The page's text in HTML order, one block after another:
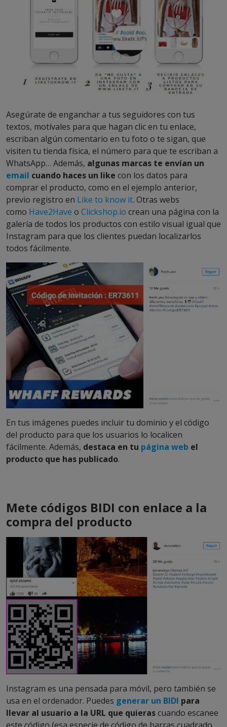
Asegúrate de enganchar a tus seguidores con tus
textos, motívales para que hagan clic en tu enlace,
escriban algún comentario en tu foto o te sigan, que
visiten tu tienda física, el número para que te escriban a
WhatsApp… Además, algunas marcas te envían un
email cuando haces un like con los datos para
comprar el producto, como en el ejemplo anterior,
previo registro en Like to know it. Otras webs
como Have2Have o Clickshop.io crean una página con la
galería de todos los productos con estilo visual igual que
Instagram para que los clientes puedan localizarlos
todos fácilmente.
En tus imágenes puedes incluir tu dominio y el código
del producto para que los usuarios lo localicen
fácilmente. Además, destaca en tu página web el
producto que has publicado.
Mete códigos BIDI con enlace a la
compra del producto
Instagram es una pensada para móvil, pero también se
usa en el ordenador. Puedes generar un BIDI para
llevar al usuario a la URL que quierascuando escanee